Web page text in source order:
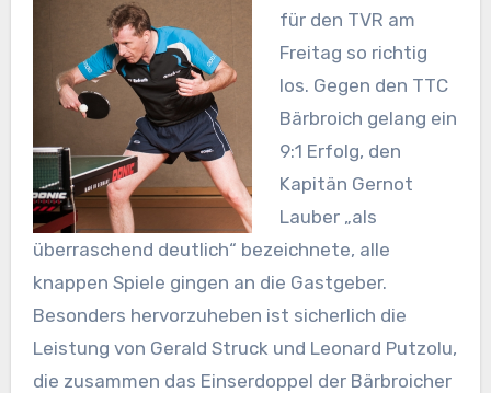
für den TVR am
Freitag so richtig
los. Gegen den TTC
Bärbroich gelang ein
9:1 Erfolg, den
Kapitän Gernot
Lauber „als
überraschend deutlich“ bezeichnete, alle
knappen Spiele gingen an die Gastgeber.
Besonders hervorzuheben ist sicherlich die
Leistung von Gerald Struck und Leonard Putzolu,
die zusammen das Einserdoppel der Bärbroicher